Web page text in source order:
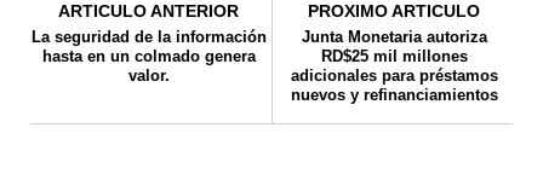
ARTICULO ANTERIOR
La seguridad de la información
hasta en un colmado genera
valor.
PROXIMO ARTICULO
Junta Monetaria autoriza
RD$25 mil millones
adicionales para préstamos
nuevos y refinanciamientos